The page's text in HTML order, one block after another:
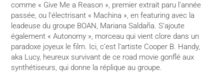
comme « Give Me a Reason », premier extrait paru l’année
passée, ou l’électrisant « Machina », en featuring avec la
leadeuse du groupe BOAN, Mariana Saldaña. S’ajoute
également « Autonomy », morceau qui vient clore dans un
paradoxe joyeux le film. Ici, c’est l’artiste Cooper B. Handy,
aka Lucy, heureux survivant de ce road movie gonflé aux
synthétiseurs, qui donne la réplique au groupe.